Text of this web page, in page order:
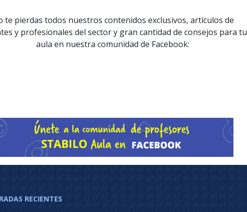
te pierdas todos nuestros contenidos exclusivos, artículos de
y profesionales del sector y gran cantidad de consejos para tu
aula en nuestra comunidad de Facebook:
RECIENTES